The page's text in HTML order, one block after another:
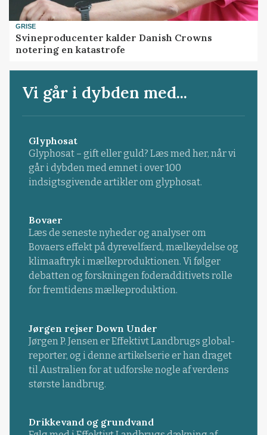
GRISE
Svineproducenter kalder Danish Crowns
notering en katastrofe
Vi går i dybden med...
Glyphosat
Glyphosat – gift eller guld? Læs med her, når vi
går i dybden med emnet i over 100
indsigtsgivende artikler om glyphosat.
Bovaer
Læs de seneste nyheder og analyser om
Bovaers effekt på dyrevelfærd, mælkeydelse og
klimaaftryk i mælkeproduktionen. Vi følger
debatten og forskningen foderadditivets rolle
for fremtidens mælkeproduktion.
Jørgen rejser Down Under
Jørgen P. Jensen er Effektivt Landbrugs global-
reporter, og i denne artikelserie er han draget
til Australien for at udforske nogle af verdens
største landbrug.
Drikkevand og grundvand